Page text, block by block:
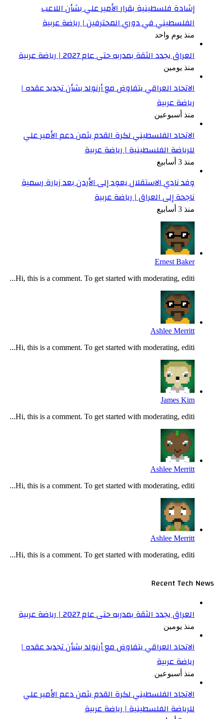
إشادة فلسطينية بقرار الأمير علي بشأن اللاعب
الفلسطيني في دوري المحترفين | رياضة عربية
منذ يوم واحد
العراق يجدد الثقة بمدربه حتى عام 2027 | رياضة عربية
منذ يومين
الاتحاد العراقي يتفاوض مع أرنولد بشأن تجديد عقده |
رياضة عربية
منذ أسبوعين
الاتحاد الفلسطيني لكرة القدم يثمن دعم الأمير علي
للرياضة الفلسطينية | رياضة عربية
وفد نادي الاستقلال يعود إلى الأردن بعد زيارة رسمية
ناجحة إلى العراق | رياضة عربية
Ernest Baker
Hi, this is a comment. To get started with moderating, editi...
Ashlee Merritt
Hi, this is a comment. To get started with moderating, editi...
James Kim
Hi, this is a comment. To get started with moderating, editi...
Ashlee Merritt
Hi, this is a comment. To get started with moderating, editi...
Ashlee Merritt
Hi, this is a comment. To get started with moderating, editi...
Recent Tech
العراق يجدد الثقة بمدربه حتى عام 2027 | رياضة عربية
منذ يومين
الاتحاد العراقي يتفاوض مع أرنولد بشأن تجديد عقده |
رياضة عربية
منذ أسبوعين
الاتحاد الفلسطيني لكرة القدم يثمن دعم الأمير علي
للرياضة الفلسطينية | رياضة عربية